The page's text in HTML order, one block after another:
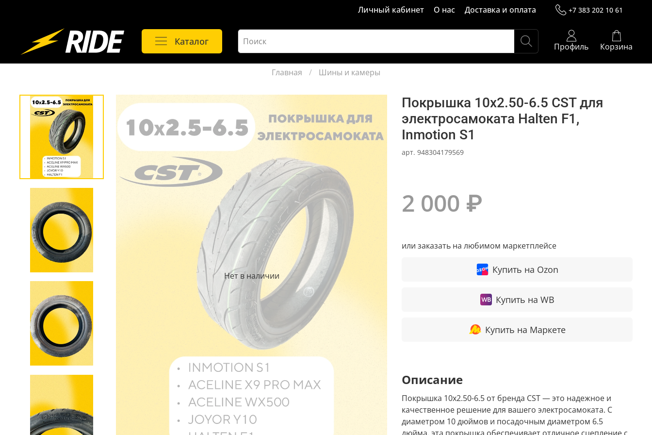
Личный кабинет О нас Доставка и оплата +7 383 202 10 61
Каталог Профиль Корзина
Главная Шины и камеры
Нет в наличии
арт.948304179569
Покрышка 10x2.50-6.5 CST для
электросамоката Halten F1,
Inmotion S1
2 000 ₽
или заказать на любимом маркетплейсе
Купить на Ozon
Купить на WB
Купить на Маркете
Описание
Покрышка 10x2.50-6.5 от бренда CST — это надежное и
качественное решение для вашего электросамоката. С
диаметром 10 дюймов и посадочным диаметром 6.5